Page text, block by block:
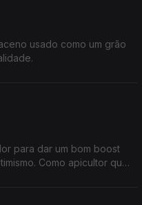
usado como um grão
para dar um bom boost
Como apicultor que